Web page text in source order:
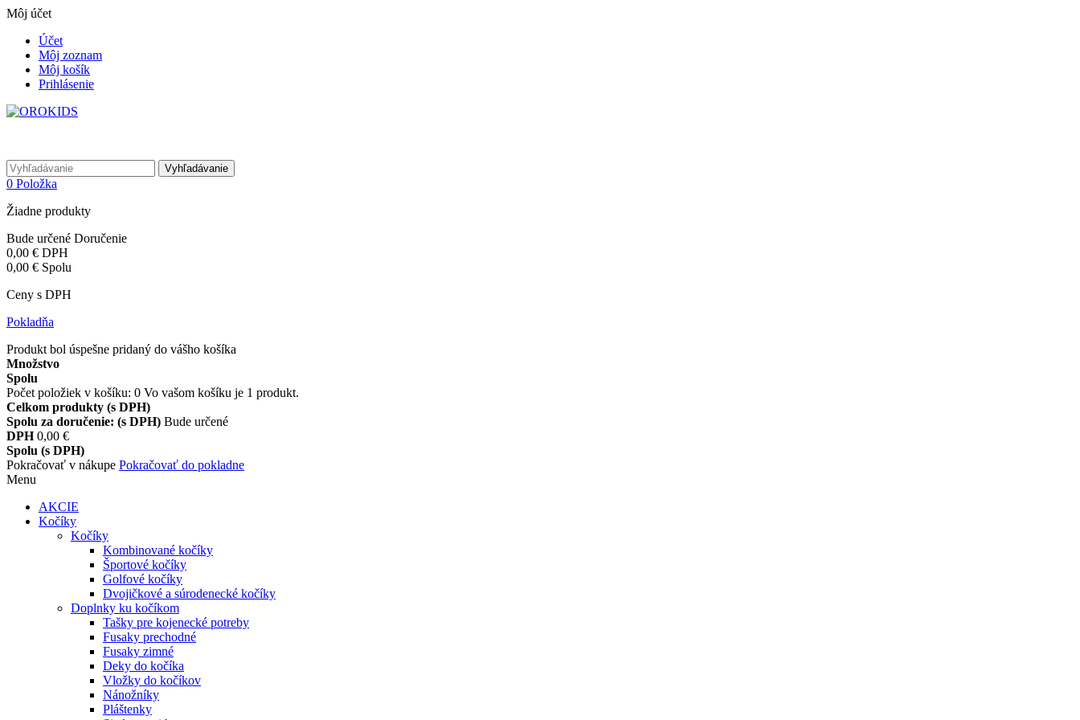
Môj účet
Účet
Môj zoznam
Môj košík
Prihlásenie
Vyhľadávanie
0 Položka
Žiadne produkty
Bude určené Doručenie
0,00 € DPH
0,00 € Spolu
Ceny s DPH
Pokladňa
Produkt bol úspešne pridaný do vášho košíka
Množstvo
Spolu
Počet položiek v košíku: 0 Vo vašom košíku je 1 produkt.
Celkom produkty (s DPH)
Spolu za doručenie: (s DPH) Bude určené
DPH 0,00 €
Spolu (s DPH)
Pokračovať v nákupe Pokračovať do pokladne
Menu
AKCIE
Kočíky
Kočíky
Kombinované kočíky
Športové kočíky
Golfové kočíky
Dvojičkové a súrodenecké kočíky
Doplnky ku kočíkom
Tašky pre kojenecké potreby
Fusaky prechodné
Fusaky zimné
Deky do kočíka
Vložky do kočíkov
Nánožníky
Pláštenky